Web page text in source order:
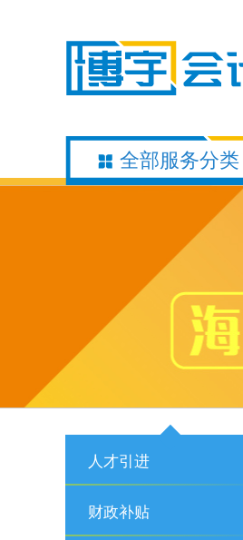
全部服务分类
人才引进
财政补贴